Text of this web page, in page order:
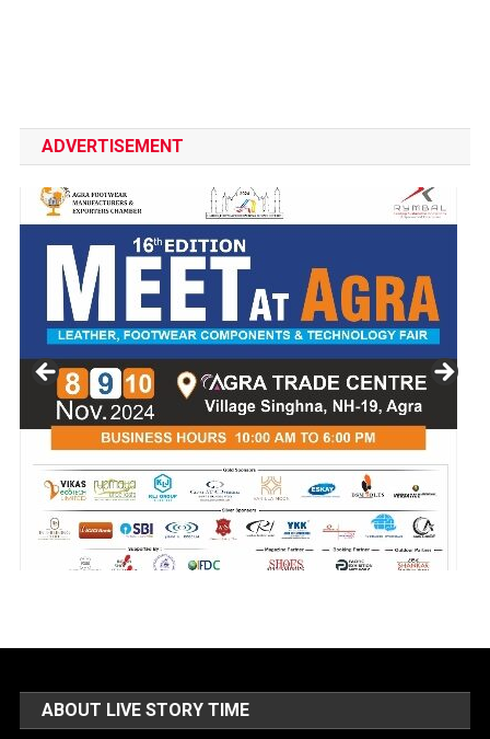
ADVERTISEMENT
ABOUT LIVE STORY TIME